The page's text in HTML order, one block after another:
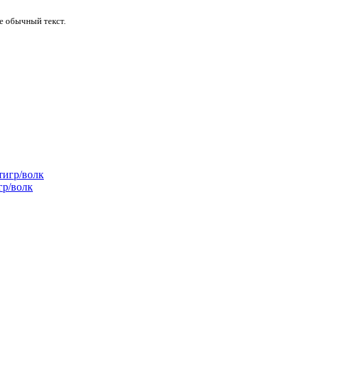
обычный текст.
волк